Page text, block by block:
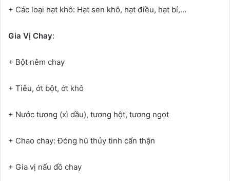
+ Các loại hạt khô: Hạt sen khô, hạt điều, hạt bí,…
Gia Vị Chay:
+ Bột nêm chay
+ Tiêu, ớt bột, ớt khô
+ Nước tương (xì dầu), tương hột, tương ngọt
+ Chao chay: Đóng hũ thủy tinh cẩn thận
+ Gia vị nấu đồ chay